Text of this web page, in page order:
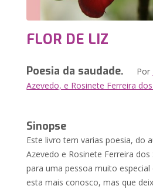
FLOR DE LIZ
Poesia da saudade. Por
Azevedo, e Rosinete Ferreira
Sinopse
Este livro tem varias poesia, do
Azevedo e Rosinete Ferreira
para uma pessoa muito
esta mais conosco, mas que